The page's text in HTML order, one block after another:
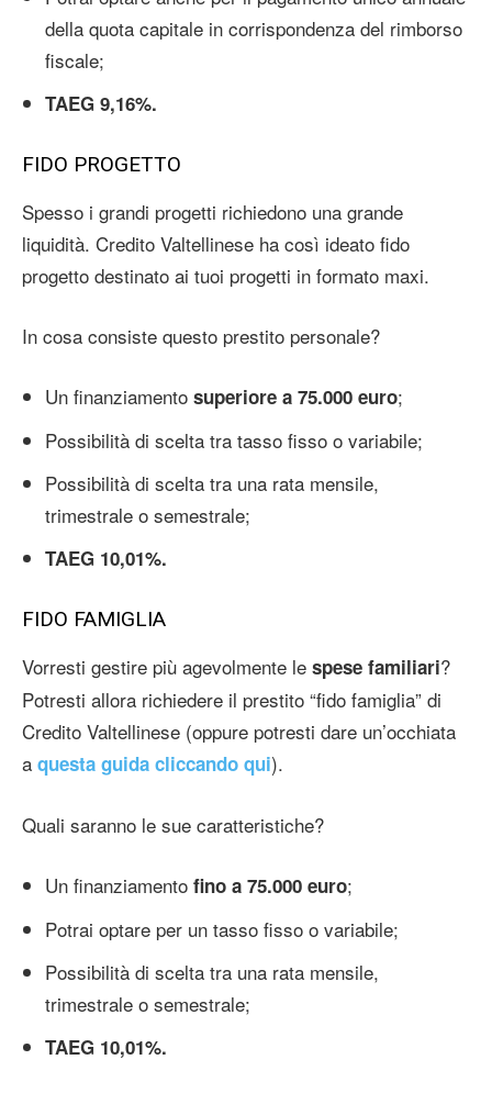
della quota capitale in corrispondenza del rimborso
fiscale;
TAEG 9,16%.
FIDO PROGETTO
Spesso i grandi progetti richiedono una grande
liquidità. Credito Valtellinese ha così ideato fido
progetto destinato ai tuoi progetti in formato maxi.
In cosa consiste questo prestito personale?
Un finanziamento superiore a 75.000 euro;
Possibilità di scelta tra tasso fisso o variabile;
Possibilità di scelta tra una rata mensile,
trimestrale o semestrale;
TAEG 10,01%.
FIDO FAMIGLIA
Vorresti gestire più agevolmente le spese familiari?
Potresti allora richiedere il prestito “fido famiglia” di
Credito Valtellinese (oppure potresti dare un’occhiata
a questa guida cliccando qui).
Quali saranno le sue caratteristiche?
Un finanziamento fino a 75.000 euro;
Potrai optare per un tasso fisso o variabile;
Possibilità di scelta tra una rata mensile,
trimestrale o semestrale;
TAEG 10,01%.